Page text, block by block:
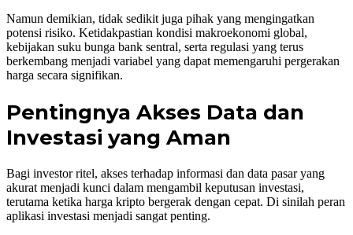
Namun demikian, tidak sedikit juga pihak yang mengingatkan
potensi risiko. Ketidakpastian kondisi makroekonomi global,
kebijakan suku bunga bank sentral, serta regulasi yang terus
berkembang menjadi variabel yang dapat memengaruhi pergerakan
harga secara signifikan.
Pentingnya Akses Data dan
Investasi yang Aman
Bagi investor ritel, akses terhadap informasi dan data pasar yang
akurat menjadi kunci dalam mengambil keputusan investasi,
terutama ketika harga kripto bergerak dengan cepat. Di sinilah peran
aplikasi investasi menjadi sangat penting.